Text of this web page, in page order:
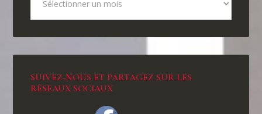
SUIVEZ-NOUS ET PARTAGEZ SUR LES
RÉSEAUX SOCIAUX